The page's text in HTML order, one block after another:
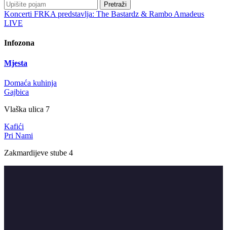
Pretraži
Koncerti FRKA predstavlja: The Bastardz & Rambo Amadeus
LIVE
Infozona
Mjesta
Domaća kuhinja
Gajbica
Vlaška ulica 7
Kafići
Pri Nami
Zakmardijeve stube 4